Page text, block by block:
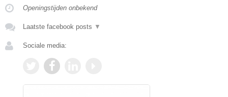
Openingstijden onbekend
Laatste facebook posts ▼
Sociale media: